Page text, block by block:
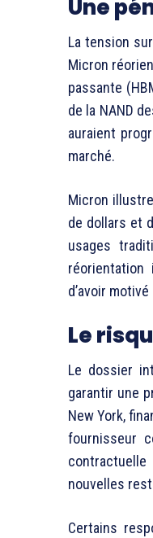
Une
La tension
Micron
passante
de la NAND
auraient
marché.
Micron
de dollars et
usages
réorientation
d’avoir
Le
Le dossier
garantir une
New York,
fournisseur
contractuelle
nouvelles
Certains